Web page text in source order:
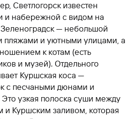
Светлогорск известен
и набережной с видом на
— небольшой
пляжами и уютными улицами, а
к котам (есть
и музей). Отдельного
Куршская коса —
с песчаными дюнами и
узкая полоска суши между
Куршским заливом, которая